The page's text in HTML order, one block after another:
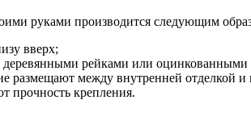
руками производится следующим
вверх;
рейками или оцинкованными
размещают между внутренней отделкой
прочность крепления.